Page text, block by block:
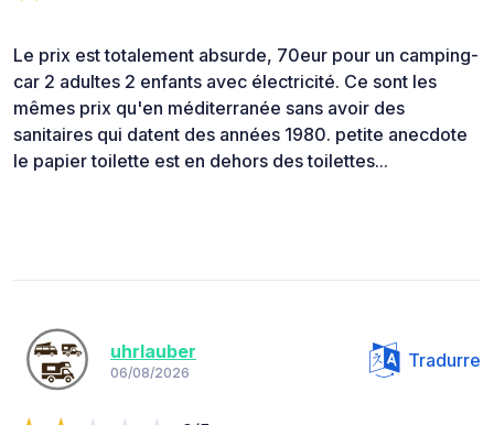
Le prix est totalement absurde, 70eur pour un camping-
car 2 adultes 2 enfants avec électricité. Ce sont les
mêmes prix qu'en méditerranée sans avoir des
sanitaires qui datent des années 1980. petite anecdote
le papier toilette est en dehors des toilettes...
uhrlauber
06/08/2026
Tradurre